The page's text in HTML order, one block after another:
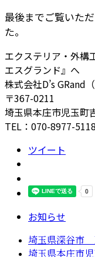
最後までご覧いた
た。
エクステリア・外構
エスグランド』へ
株式会社D’s GRand
〒367-0211
埼玉県本庄市児玉町
TEL：070-8977-
ツイート
お知らせ
埼玉県深谷市
埼玉県本庄市